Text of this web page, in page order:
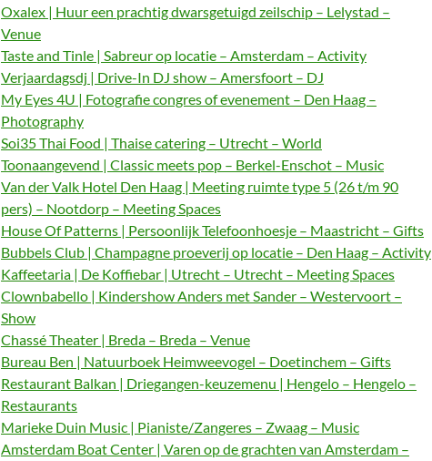
Oxalex | Huur een prachtig dwarsgetuigd zeilschip – Lelystad –
Venue
Taste and Tinle | Sabreur op locatie – Amsterdam – Activity
Verjaardagsdj | Drive-In DJ show – Amersfoort – DJ
My Eyes 4U | Fotografie congres of evenement – Den Haag –
Photography
Soi35 Thai Food | Thaise catering – Utrecht – World
Toonaangevend | Classic meets pop – Berkel-Enschot – Music
Van der Valk Hotel Den Haag | Meeting ruimte type 5 (26 t/m 90
pers) – Nootdorp – Meeting Spaces
House Of Patterns | Persoonlijk Telefoonhoesje – Maastricht – Gifts
Bubbels Club | Champagne proeverij op locatie – Den Haag – Activity
Kaffeetaria | De Koffiebar | Utrecht – Utrecht – Meeting Spaces
Clownbabello | Kindershow Anders met Sander – Westervoort –
Show
Chassé Theater | Breda – Breda – Venue
Bureau Ben | Natuurboek Heimweevogel – Doetinchem – Gifts
Restaurant Balkan | Driegangen-keuzemenu | Hengelo – Hengelo –
Restaurants
Marieke Duin Music | Pianiste/Zangeres – Zwaag – Music
Amsterdam Boat Center | Varen op de grachten van Amsterdam –